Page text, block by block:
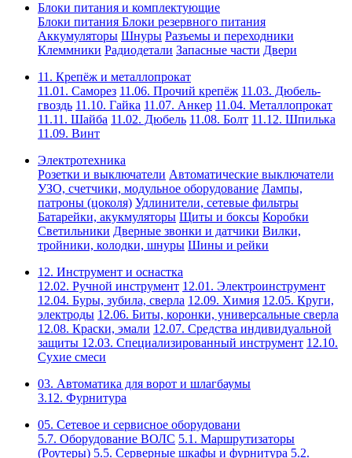
Блоки питания и комплектующие
Блоки питания Блоки резервного питания
Аккумуляторы Шнуры Разъемы и переходники
Клеммники Радиодетали Запасные части Двери
11. Крепёж и металлопрокат
11.01. Саморез 11.06. Прочий крепёж 11.03. Дюбель-
гвоздь 11.10. Гайка 11.07. Анкер 11.04. Металлопрокат
11.11. Шайба 11.02. Дюбель 11.08. Болт 11.12. Шпилька
11.09. Винт
Электротехника
Розетки и выключатели Автоматические выключатели
УЗО, счетчики, модульное оборудование Лампы,
патроны (цоколя) Удлинители, сетевые фильтры
Батарейки, акукмуляторы Щиты и боксы Коробки
Светильники Дверные звонки и датчики Вилки,
тройники, колодки, шнуры Шины и рейки
12. Инструмент и оснастка
12.02. Ручной инструмент 12.01. Электроинструмент
12.04. Буры, зубила, сверла 12.09. Химия 12.05. Круги,
электроды 12.06. Биты, коронки, универсальные сверла
12.08. Краски, эмали 12.07. Средства индивидуальной
защиты 12.03. Специализированный инструмент 12.10.
Сухие смеси
03. Автоматика для ворот и шлагбаумы
3.12. Фурнитура
05. Сетевое и сервисное оборудовани
5.7. Оборудование ВОЛС 5.1. Маршрутизаторы
(Роутеры) 5.5. Серверные шкафы и фурнитура 5.2.